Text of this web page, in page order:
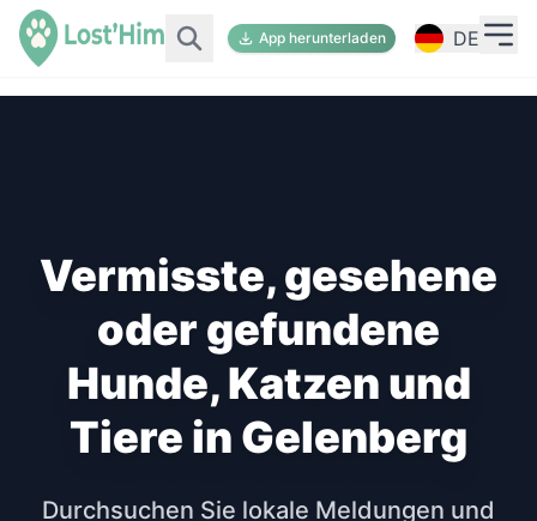
App herunterladen DE
Vermisste, gesehene
oder gefundene
Hunde, Katzen und
Tiere in Gelenberg
Durchsuchen Sie lokale Meldungen und